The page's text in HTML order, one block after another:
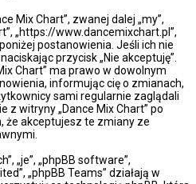
Mix Chart”, zwanej dalej „my”,
„https://www.dancemixchart.pl”,
postanowienia. Jeśli ich nie
przycisk „Nie akceptuję”.
Chart” ma prawo w dowolnym
informując cię o zmianach,
sami regularnie zaglądali
z witryny „Dance Mix Chart” po
że akceptujesz te zmiany ze
„je”, „phpBB software”,
„phpBB Teams” działają w